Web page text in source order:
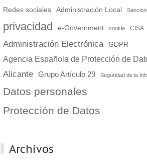
Redes sociales Administración Local
privacidad e-Government cookie CISA
Administración Electrónica GDPR
Agencia Española de Protección de
Alicante Grupo Artículo 29 Seguridad de la
Datos personales
Protección de Datos
Archivos